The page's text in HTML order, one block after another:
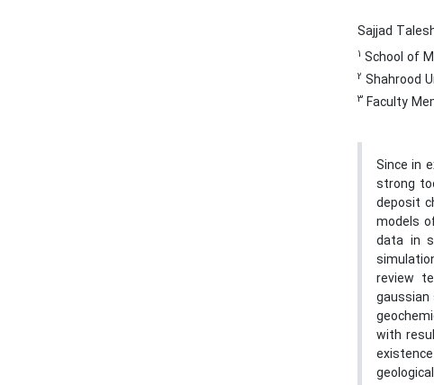
Sajjad
1 School of
2 Shahrood
3 Faculty
Since in
strong
deposit
models
data in
review
with